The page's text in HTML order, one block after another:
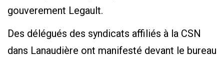
gouverement Legault.
Des délégués des syndicats affiliés à la CSN
dans Lanaudière ont manifesté devant le bureau